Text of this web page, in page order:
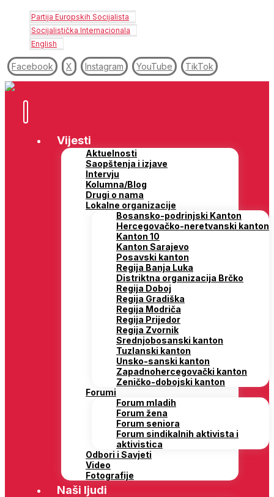
Partija Europskih Socijalista
Socijalistička Internacionala
English
Facebook X Instagram YouTube TikTok
Vijesti
Aktuelnosti
Saopštenja i izjave
Intervju
Kolumna/Blog
Drugi o nama
Lokalne organizacije
Bosansko-podrinjski Kanton
Hercegovačko-neretvanski kanton
Kanton 10
Kanton Sarajevo
Posavski kanton
Regija Banja Luka
Distriktna organizacija Brčko
Regija Doboj
Regija Gradiška
Regija Modriča
Regija Prijedor
Regija Zvornik
Srednjobosanski kanton
Tuzlanski kanton
Unsko-sanski kanton
Zapadnohercegovački kanton
Zeničko-dobojski kanton
Forumi
Forum mladih
Forum žena
Forum seniora
Forum sindikalnih aktivista i
aktivistica
Odbori i Savjeti
Video
Fotografije
Naši ljudi